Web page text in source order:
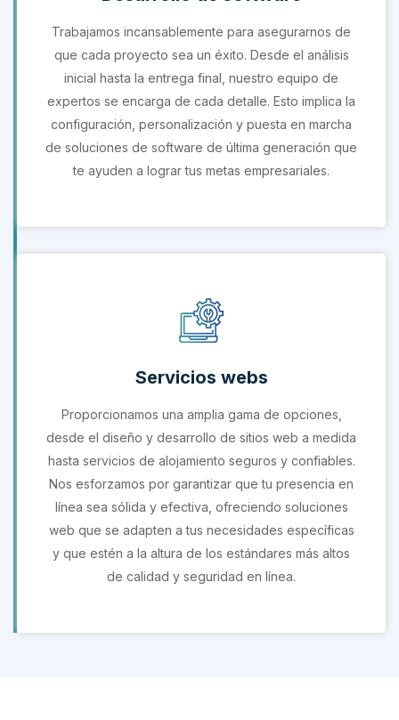
Trabajamos incansablemente para asegurarnos de
que cada proyecto sea un éxito. Desde el análisis
inicial hasta la entrega final, nuestro equipo de
expertos se encarga de cada detalle. Esto implica la
configuración, personalización y puesta en marcha
de soluciones de software de última generación que
te ayuden a lograr tus metas empresariales.
Servicios webs
Proporcionamos una amplia gama de opciones,
desde el diseño y desarrollo de sitios web a medida
hasta servicios de alojamiento seguros y confiables.
Nos esforzamos por garantizar que tu presencia en
línea sea sólida y efectiva, ofreciendo soluciones
web que se adapten a tus necesidades específicas
y que estén a la altura de los estándares más altos
de calidad y seguridad en línea.